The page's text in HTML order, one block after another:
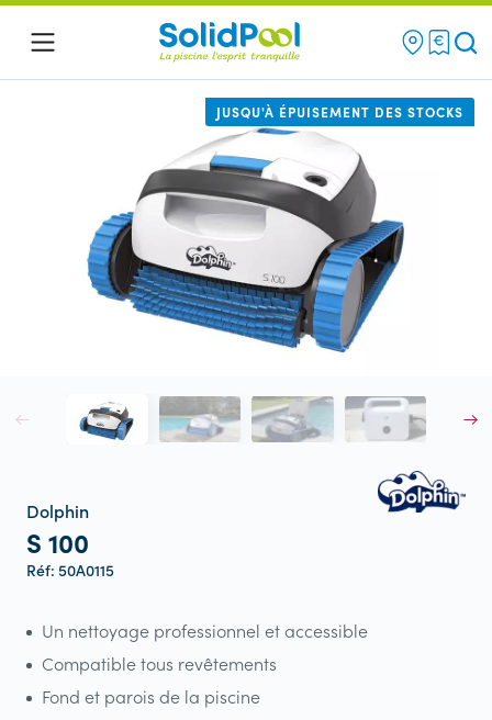
Menu
JUSQU'À ÉPUISEMENT DES STOCKS
Dolphin
S 100
Réf: 50A0115
Un nettoyage professionnel et accessible
Compatible tous revêtements
Fond et parois de la piscine